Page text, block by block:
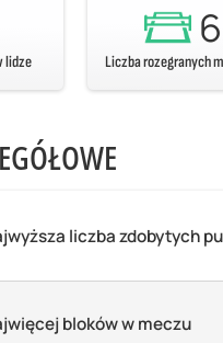
lidze
6
Liczba rozegranych
liczba zdobytych
bloków w meczu